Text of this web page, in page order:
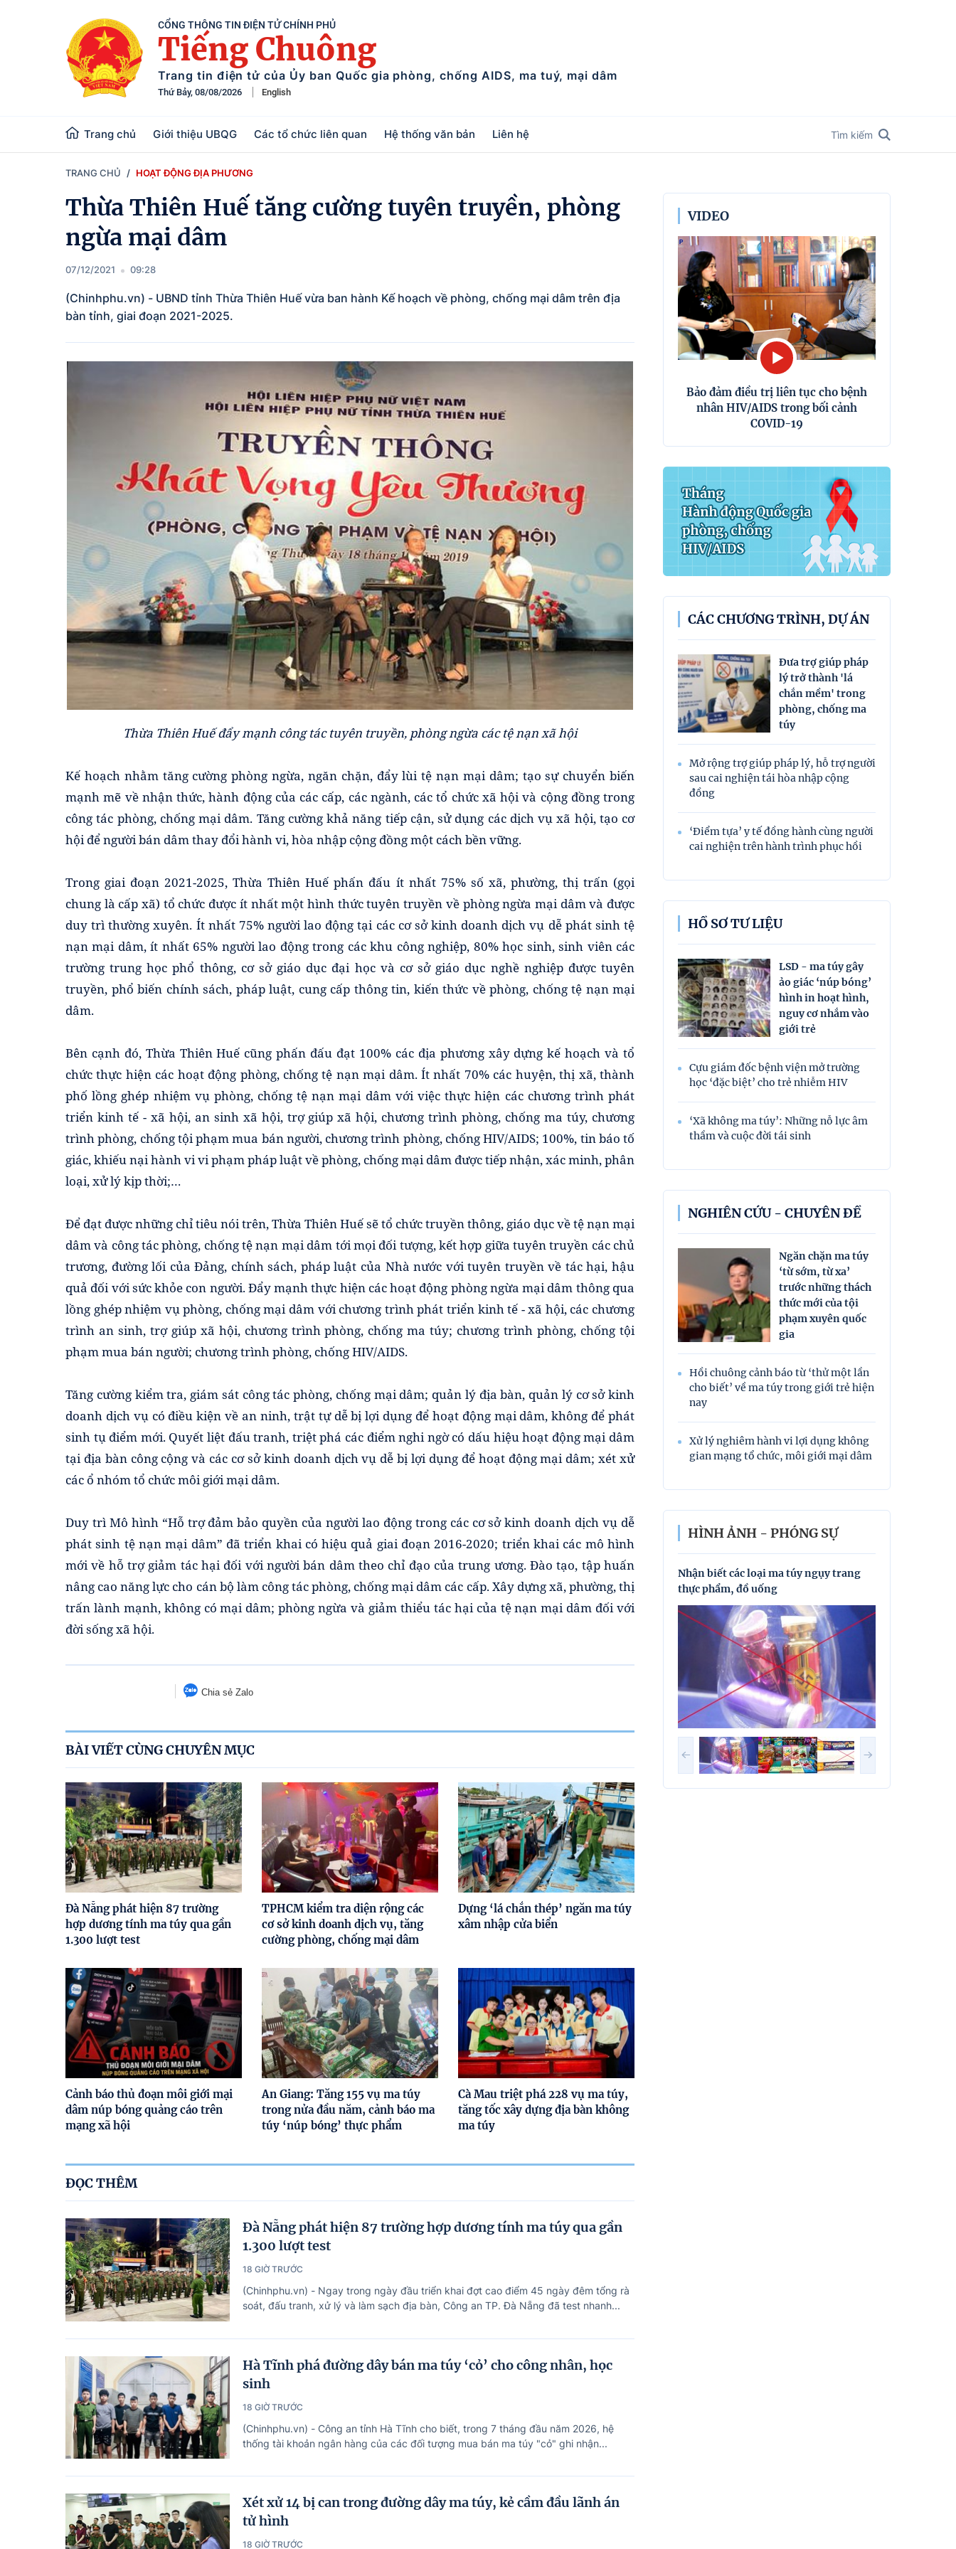
CỔNG THÔNG TIN ĐIỆN TỬ CHÍNH PHỦ
Tiếng Chuông
Trang tin điện tử của Ủy ban Quốc gia phòng, chống AIDS, ma tuý, mại dâm
Thứ Bảy, 08/08/2026 English
Trang chủ Giới thiệu UBQG Các tổ chức liên quan Hệ thống văn bản Liên hệ Tìm kiếm
TRANG CHỦ HOẠT ĐỘNG ĐỊA PHƯƠNG
Thừa Thiên Huế tăng cường tuyên truyền, phòng
ngừa mại dâm
07/12/2021 09:28
(Chinhphu.vn) - UBND tỉnh Thừa Thiên Huế vừa ban hành Kế hoạch về phòng, chống mại dâm trên địa
bàn tỉnh, giai đoạn 2021-2025.
Thừa Thiên Huế đẩy mạnh công tác tuyên truyền, phòng ngừa các tệ nạn xã hội
Kế hoạch nhằm tăng cường phòng ngừa, ngăn chặn, đẩy lùi tệ nạn mại dâm; tạo sự chuyển biến
mạnh mẽ về nhận thức, hành động của các cấp, các ngành, các tổ chức xã hội và cộng đồng trong
công tác phòng, chống mại dâm. Tăng cường khả năng tiếp cận, sử dụng các dịch vụ xã hội, tạo cơ
hội để người bán dâm thay đổi hành vi, hòa nhập cộng đồng một cách bền vững.
Trong giai đoạn 2021-2025, Thừa Thiên Huế phấn đấu ít nhất 75% số xã, phường, thị trấn (gọi
chung là cấp xã) tổ chức được ít nhất một hình thức tuyên truyền về phòng ngừa mại dâm và được
duy trì thường xuyên. Ít nhất 75% người lao động tại các cơ sở kinh doanh dịch vụ dễ phát sinh tệ
nạn mại dâm, ít nhất 65% người lao động trong các khu công nghiệp, 80% học sinh, sinh viên các
trường trung học phổ thông, cơ sở giáo dục đại học và cơ sở giáo dục nghề nghiệp được tuyên
truyền, phổ biến chính sách, pháp luật, cung cấp thông tin, kiến thức về phòng, chống tệ nạn mại
dâm.
Bên cạnh đó, Thừa Thiên Huế cũng phấn đấu đạt 100% các địa phương xây dựng kế hoạch và tổ
chức thực hiện các hoạt động phòng, chống tệ nạn mại dâm. Ít nhất 70% các huyện, thị xã, thành
phố lồng ghép nhiệm vụ phòng, chống tệ nạn mại dâm với việc thực hiện các chương trình phát
triển kinh tế - xã hội, an sinh xã hội, trợ giúp xã hội, chương trình phòng, chống ma túy, chương
trình phòng, chống tội phạm mua bán người, chương trình phòng, chống HIV/AIDS; 100%, tin báo tố
giác, khiếu nại hành vi vi phạm pháp luật về phòng, chống mại dâm được tiếp nhận, xác minh, phân
loại, xử lý kịp thời;…
Để đạt được những chỉ tiêu nói trên, Thừa Thiên Huế sẽ tổ chức truyền thông, giáo dục về tệ nạn mại
dâm và công tác phòng, chống tệ nạn mại dâm tới mọi đối tượng, kết hợp giữa tuyên truyền các chủ
trương, đường lối của Đảng, chính sách, pháp luật của Nhà nước với tuyên truyền về tác hại, hậu
quả đối với sức khỏe con người. Đẩy mạnh thực hiện các hoạt động phòng ngừa mại dâm thông qua
lồng ghép nhiệm vụ phòng, chống mại dâm với chương trình phát triển kinh tế - xã hội, các chương
trình an sinh, trợ giúp xã hội, chương trình phòng, chống ma túy; chương trình phòng, chống tội
phạm mua bán người; chương trình phòng, chống HIV/AIDS.
Tăng cường kiểm tra, giám sát công tác phòng, chống mại dâm; quản lý địa bàn, quản lý cơ sở kinh
doanh dịch vụ có điều kiện về an ninh, trật tự dễ bị lợi dụng để hoạt động mại dâm, không để phát
sinh tụ điểm mới. Quyết liệt đấu tranh, triệt phá các điểm nghi ngờ có dấu hiệu hoạt động mại dâm
tại địa bàn công cộng và các cơ sở kinh doanh dịch vụ dễ bị lợi dụng để hoạt động mại dâm; xét xử
các ổ nhóm tổ chức môi giới mại dâm.
Duy trì Mô hình “Hỗ trợ đảm bảo quyền của người lao động trong các cơ sở kinh doanh dịch vụ dễ
phát sinh tệ nạn mại dâm” đã triển khai có hiệu quả giai đoạn 2016-2020; triển khai các mô hình
mới về hỗ trợ giảm tác hại đối với người bán dâm theo chỉ đạo của trung ương. Đào tạo, tập huấn
nâng cao năng lực cho cán bộ làm công tác phòng, chống mại dâm các cấp. Xây dựng xã, phường, thị
trấn lành mạnh, không có mại dâm; phòng ngừa và giảm thiểu tác hại của tệ nạn mại dâm đối với
đời sống xã hội.
Chia sẻ Zalo
BÀI VIẾT CÙNG CHUYÊN MỤC
Đà Nẵng phát hiện 87 trường
hợp dương tính ma túy qua gần
1.300 lượt test
TPHCM kiểm tra diện rộng các
cơ sở kinh doanh dịch vụ, tăng
cường phòng, chống mại dâm
Dựng ‘lá chắn thép’ ngăn ma túy
xâm nhập cửa biển
Cảnh báo thủ đoạn môi giới mại
dâm núp bóng quảng cáo trên
mạng xã hội
An Giang: Tăng 155 vụ ma túy
trong nửa đầu năm, cảnh báo ma
túy ‘núp bóng’ thực phẩm
Cà Mau triệt phá 228 vụ ma túy,
tăng tốc xây dựng địa bàn không
ma túy
ĐỌC THÊM
Đà Nẵng phát hiện 87 trường hợp dương tính ma túy qua gần
1.300 lượt test
18 GIỜ TRƯỚC
(Chinhphu.vn) - Ngay trong ngày đầu triển khai đợt cao điểm 45 ngày đêm tổng rà
soát, đấu tranh, xử lý và làm sạch địa bàn, Công an TP. Đà Nẵng đã test nhanh...
Hà Tĩnh phá đường dây bán ma túy ‘cỏ’ cho công nhân, học
sinh
18 GIỜ TRƯỚC
(Chinhphu.vn) - Công an tỉnh Hà Tĩnh cho biết, trong 7 tháng đầu năm 2026, hệ
thống tài khoản ngân hàng của các đối tượng mua bán ma túy "cỏ" ghi nhận...
Xét xử 14 bị can trong đường dây ma túy, kẻ cầm đầu lãnh án
tử hình
18 GIỜ TRƯỚC
VIDEO
Bảo đảm điều trị liên tục cho bệnh
nhân HIV/AIDS trong bối cảnh
COVID-19
CÁC CHƯƠNG TRÌNH, DỰ ÁN
Đưa trợ giúp pháp
lý trở thành 'lá
chắn mềm' trong
phòng, chống ma
túy
Mở rộng trợ giúp pháp lý, hỗ trợ người
sau cai nghiện tái hòa nhập cộng
đồng
‘Điểm tựa’ y tế đồng hành cùng người
cai nghiện trên hành trình phục hồi
HỒ SƠ TƯ LIỆU
LSD - ma túy gây
ảo giác ‘núp bóng’
hình in hoạt hình,
nguy cơ nhắm vào
giới trẻ
Cựu giám đốc bệnh viện mở trường
học ‘đặc biệt’ cho trẻ nhiễm HIV
‘Xã không ma túy’: Những nỗ lực âm
thầm và cuộc đời tái sinh
NGHIÊN CỨU - CHUYÊN ĐỀ
Ngăn chặn ma túy
‘từ sớm, từ xa’
trước những thách
thức mới của tội
phạm xuyên quốc
gia
Hồi chuông cảnh báo từ ‘thử một lần
cho biết’ về ma túy trong giới trẻ hiện
nay
Xử lý nghiêm hành vi lợi dụng không
gian mạng tổ chức, môi giới mại dâm
HÌNH ẢNH - PHÓNG SỰ
Nhận biết các loại ma túy ngụy trang
thực phẩm, đồ uống